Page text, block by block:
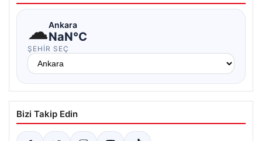
☁Ankara
NaN°C
ŞEHIR SEÇ
Bizi Takip Edin